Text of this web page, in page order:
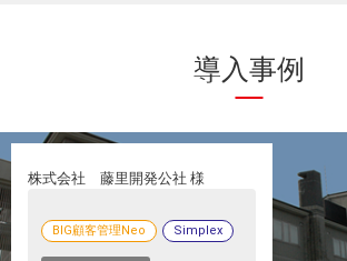
導入事例
株式会社 藤里開発公社 様
BIG顧客管理Neo Simplex